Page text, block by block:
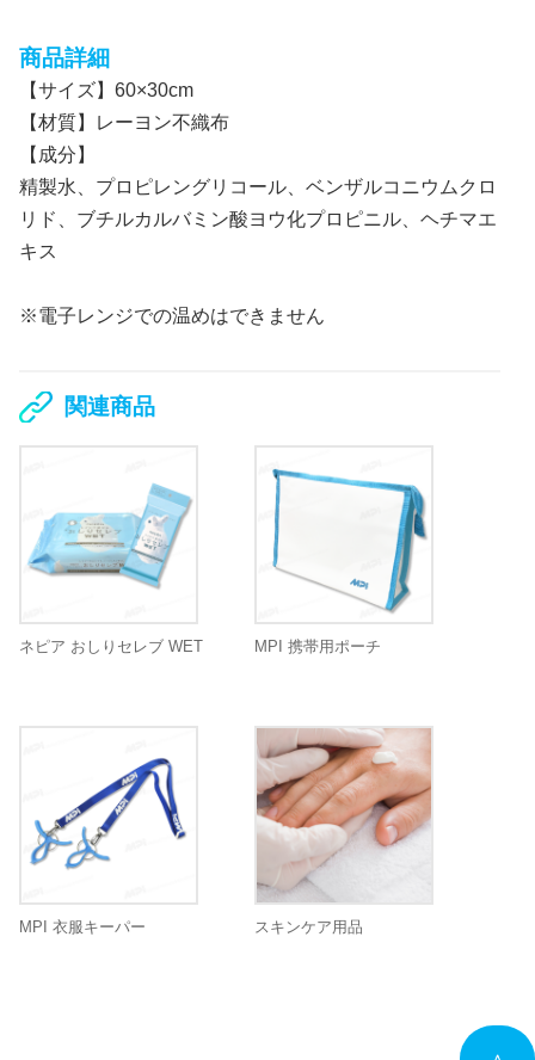
商品詳細
【サイズ】60×30cm
【材質】レーヨン不織布
【成分】
精製水、プロピレングリコール、ベンザルコニウムクロ
リド、ブチルカルバミン酸ヨウ化プロピニル、ヘチマエ
キス
※電子レンジでの温めはできません
関連商品
ネピア おしりセレブ WET MPI 携帯用ポーチ
MPI 衣服キーパー スキンケア用品